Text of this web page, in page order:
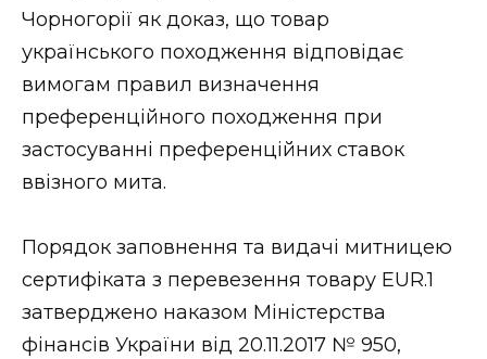
Чорногорії як доказ, що товар
українського походження відповідає
вимогам правил визначення
преференційного походження при
застосуванні преференційних ставок
ввізного мита.
Порядок заповнення та видачі митницею
сертифіката з перевезення товару EUR.1
затверджено наказом Міністерства
фінансів України від 20.11.2017 № 950,